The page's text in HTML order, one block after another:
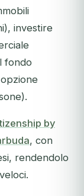
investire
fondo
by
, con
rendendolo